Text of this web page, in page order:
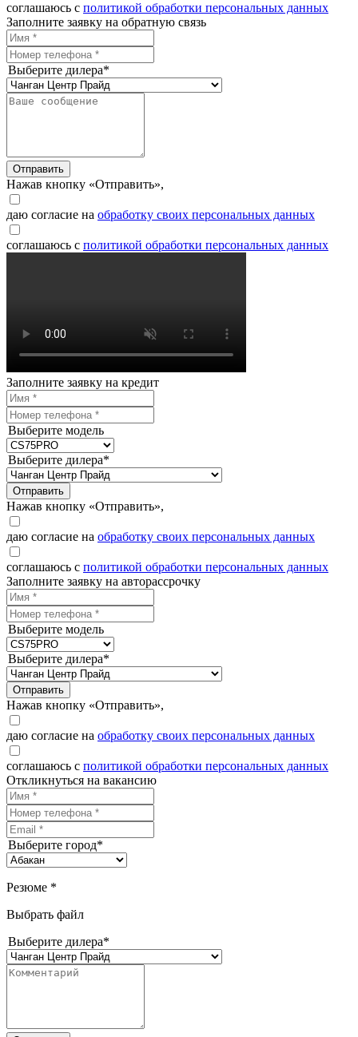
соглашаюсь с политикой обработки персональных данных
Заполните заявку на обратную связь
Выберите дилера*
Отправить
Нажав кнопку «Отправить»,
даю согласие на обработку своих персональных данных
соглашаюсь с политикой обработки персональных данных
Заполните заявку на кредит
Выберите модель
Выберите дилера*
Отправить
Нажав кнопку «Отправить»,
даю согласие на обработку своих персональных данных
соглашаюсь с политикой обработки персональных данных
Заполните заявку на авторассрочку
Выберите модель
Выберите дилера*
Отправить
Нажав кнопку «Отправить»,
даю согласие на обработку своих персональных данных
соглашаюсь с политикой обработки персональных данных
Откликнуться на вакансию
Выберите город*
Резюме *
Выбрать файл
Выберите дилера*